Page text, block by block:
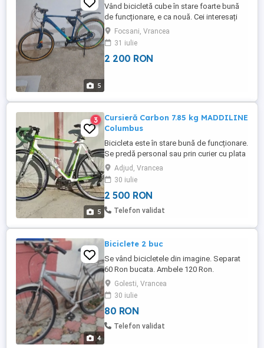
5
Vând bicicletă cube în stare foarte bună
de funcționare, e ca nouă. Cei interesați
mă pot contacta la numărul de telefon
Focsani, Vrancea
31 iulie
2 200 RON
5
3
Cursieră Carbon 7.85 kg MADDILINE
Columbus
Bicicleta este în stare bună de funcționare.
Se predă personal sau prin curier cu plata
transportului în avans (100 lei). Greutate
fără pedale: 7.85kg Material: Carbon Se
vinde fără pedale. Angrenaj 2 x 10 Mărime
cadru: 54 Pipă: 10
Adjud, Vrancea
30 iulie
2 500 RON
Telefon validat
4
Biciclete 2 buc
Se vând bicicletele din imagine. Separat
60 Ron bucata. Ambele 120 Ron.
Golesti, Vrancea
30 iulie
80 RON
Telefon validat